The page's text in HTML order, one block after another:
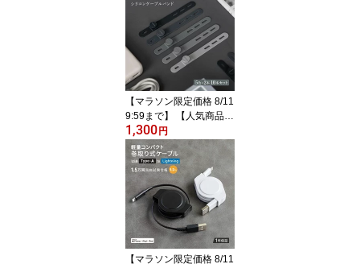
D対応 窒化ガリウム GaN
採用 オウルテックプレミ
アム 2年保証 送料無料
【Web限定モデル】
【マラソン限定価格 8/11
9:59まで】 【人気商品:
ランキング1位獲得】 し
っとりと手になじむシリ
コン製 ソフトタッチ ケ
ーブルバンド 5色×2本セ
ット 10本 モノトーング
ラデーションカラー メー
ル便送料無料【Web限定
モデル】
1,300円
【マラソン限定価格 8/11